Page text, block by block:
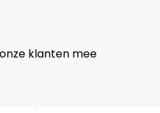
klanten mee